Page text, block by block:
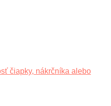
čiapky, nákrčníka alebo